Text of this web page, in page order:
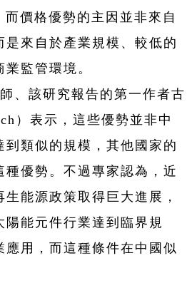
價格優勢的主因並非來自
是來自於產業規模、較低的
監管環境。
、該研究報告的第一作者古
）表示，這些優勢並非中
到類似的規模，其他國家的
種優勢。不過專家認為，近
能源政策取得巨大進展，
陽能元件行業達到臨界規
應用，而這種條件在中國似